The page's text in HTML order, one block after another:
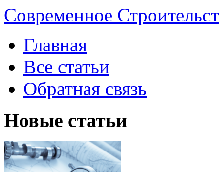
Современное
Главная
Все статьи
Обратная связь
Новые статьи